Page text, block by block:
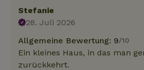
Stefanie
28. Juli 2026
Allgemeine Bewertung: 9/10
Ein kleines Haus, in das man
zurückkehrt.